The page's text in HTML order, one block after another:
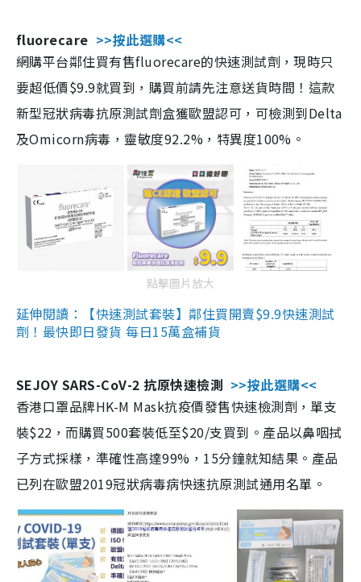
fluorecare >>按此選購<<
網購平台鄰住買有售fluorecare的快速測試劑，現時只
要超低價$9.9就買到，購買前請先注意送貨時間！這款
新型冠狀病毒抗原測試劑盒獲歐盟認可，可檢測到Delta
及Omicorn病毒，靈敏度92.2%，特異度100%。
點擊圖片放大
延伸閱讀：【快速測試套裝】鄰住買開賣$9.9快速測試
劑！最快即日發貨 每日15萬盒補貨
SEJOY SARS-CoV-2 抗原快速檢測 >>按此選購<<
香港口罩品牌HK-M Mask抗疫價發售快速檢測劑，單支
裝$22，而購買500套裝低至$20/支買到。產品以鼻咽拭
子方式採樣，準確性高達99%，15分鐘就知結果。產品
已列在歐盟2019冠狀病毒病快速抗原測試通用名單。